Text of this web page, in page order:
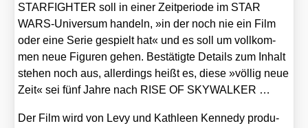
STARFIGHTER soll in einer Zeit­pe­ri­ode im STAR
WARS-Uni­ver­sum han­deln, »in der noch nie ein Film
oder eine Serie gespielt hat« und es soll um voll­kom­
men neue Figu­ren gehen. Bestä­tig­te Details zum Inhalt
ste­hen noch aus, aller­dings heißt es, die­se »völ­lig neue
Zeit« sei fünf Jah­re nach RISE OF SKYWALKER …
Der Film wird von Levy und Kath­le­en Ken­ne­dy pro­du­